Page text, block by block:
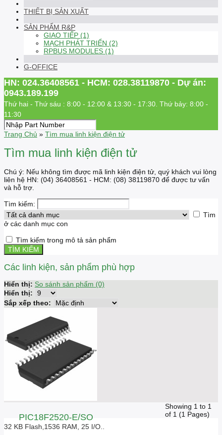
THIẾT BỊ SẢN XUẤT
SẢN PHẨM R&P
GIAO TIẾP (1)
MẠCH PHÁT TRIỂN (2)
RPBUS MODULES (1)
G-OFFICE
HN: 024.36408561 - HCM: 028.38119870 - Dự án:
0943.189.199
Thứ hai - Thứ sáu : 8:00 - 12:00 & 13:30 - 17:30. Thứ bảy: 8:00 -
11:30
Trang Chủ » Tìm mua linh kiện điện tử
Tìm mua linh kiện điện tử
Chú ý: Nếu không tìm được mã linh kiện điện tử, quý khách vui lòng
liên hệ HN: (04) 36408561 - HCM: (08) 38119870 để được tư vấn
và hỗ trợ.
Tìm kiếm:
Tìm
ở các danh mục con
Tìm kiếm trong mô tả sản phẩm
Các linh kiện, sản phẩm phù hợp
Hiển thị: So sánh sản phẩm (0)
Hiển thị:
Sắp xếp theo:
PIC18F2520-E/SO
32 KB Flash,1536 RAM, 25 I/O..
Showing 1 to 1
of 1 (1 Pages)